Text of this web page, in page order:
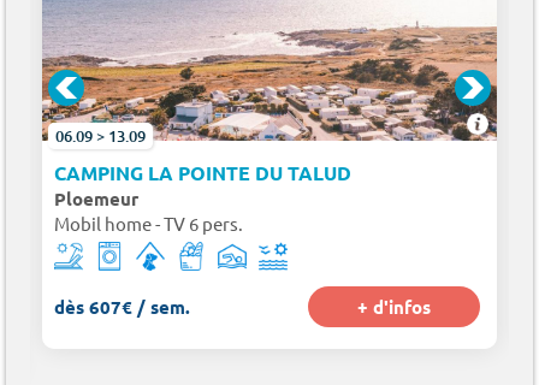
06.09 > 13.09
CAMPING LA POINTE DU TALUD
Ploemeur
Mobil home - TV 6 pers.
dès 607€ / sem. + d'infos